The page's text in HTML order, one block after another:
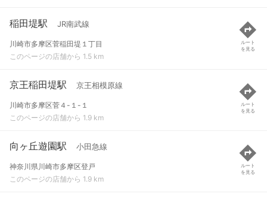
稲田堤駅 JR南武線
川崎市多摩区菅稲田堤１丁目
このページの店舗から 1.5 km
ルート
を見る
京王稲田堤駅 京王相模原線
川崎市多摩区菅４-１-１
このページの店舗から 1.9 km
ルート
を見る
向ヶ丘遊園駅 小田急線
神奈川県川崎市多摩区登戸
このページの店舗から 1.9 km
ルート
を見る